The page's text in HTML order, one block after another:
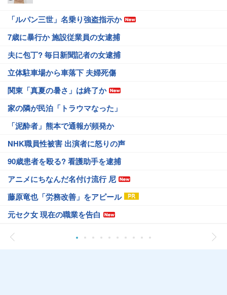
「ルパン三世」名乗り強盗指示か
7歳に暴行か 施設従業員の女逮捕
夫に包丁? 毎日新聞記者の女逮捕
立体駐車場から車落下 夫婦死傷
関東「真夏の暑さ」は終了か
家の隣が民泊「トラウマなった」
「泥酔者」熊本で通報が頻発か
NHK職員性被害 出演者に怒りの声
90歳患者を殴る? 看護助手を逮捕
アニメにちなんだ名付け流行 尼
藤原竜也「労務改善」をアピール
元セク女 現在の職業を告白